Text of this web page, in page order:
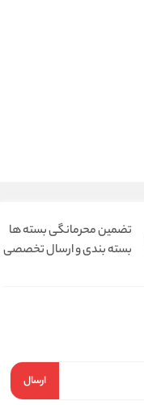
تضمین محرمانگی بسته ها
بسته بندی و ارسال تخصصی
ارسال